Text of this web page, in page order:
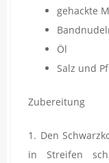
gehackte
Öl
Salz und
Zubereitung
1. Den
in Streifen